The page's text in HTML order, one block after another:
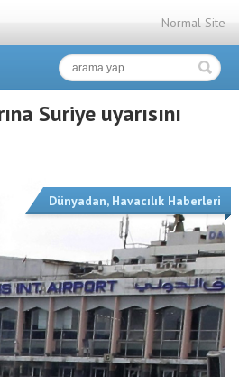
Normal Site
Suriye uyarısını
Dünyadan, Havacılık Haberleri